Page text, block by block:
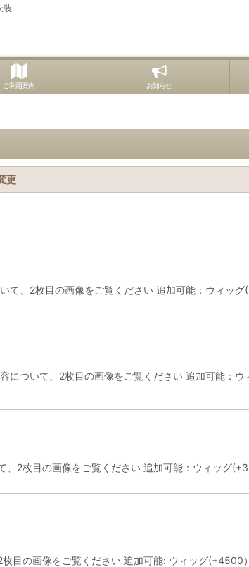
装
ご利用案内 お知らせ
更
2枚目の画像をご覧ください 追加可能：ウィッ
いて、2枚目の画像をご覧ください 追加可能：ウ
枚目の画像をご覧ください 追加可能：ウィッグ
の画像をご覧ください 追加可能: ウィッグ(+4500）